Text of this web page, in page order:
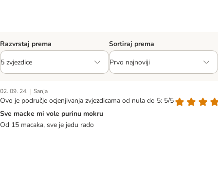
Razvrstaj prema Sortiraj prema
02. 09. 24. | Sanja
Ovo je područje ocjenjivanja zvjezdicama od nula do 5: 5/5
Sve macke mi vole purinu mokru
Od 15 macaka, sve je jedu rado